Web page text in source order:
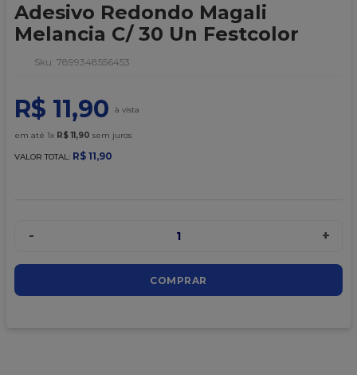
Adesivo Redondo Magali
Melancia C/ 30 Un Festcolor
: 7899348556453
R$ 11,90
em até 1x R$ 11 ,90 sem juros
VALOR TOTAL: R$ 11,90
- 1 +
COMPRAR
6º
granulado
9º
caixa kraft
10º chocolate